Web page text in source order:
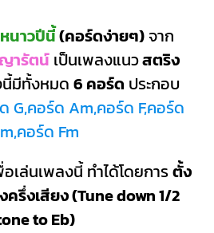
นาวปีนี้(คอร์ดง่ายๆ) จาก
ารัตน์เป็นเพลงแนวสตริง
นี้มีทั้งหมด 6 คอร์ด ประกอบ
G,คอร์ด Am,คอร์ด F,คอร์ด
คอร์ด Fm
เล่นเพลงนี้ ทำได้โดยการตั้ง
รึ่งเสียง (Tune down 1/2
to Eb)